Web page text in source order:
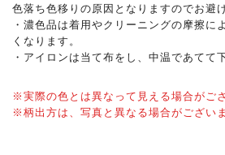
色落ち色移りの原因となりますのでお避
・濃色品は着用やクリーニングの摩擦に
くなります。
・アイロンは当て布をし、中温であてて
※実際の色とは異なって見える場合がご
※柄出方は、写真と異なる場合がございま